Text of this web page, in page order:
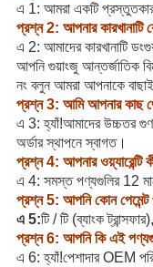
এ 1: আমরা একটি
প্রশ্ন 2: আপনার কারখানাটি
এ 2: আমাদের কারখানাটি
আপনি গুয়াংজু আন্তর্জাতিক
নং বলুন আমরা আপনাকে
প্রশ্ন 3: আমি আপনার কাছ
এ 3: হ্যাঁ!আমাদের উচ্চতর
অর্ডার স্থাপনে স্বাগত।
প্রশ্ন 4: আপনার ওয়্যারেন্টি
এ 4: সমস্ত পণ্যগুলির 12
প্রশ্ন 5: আপনি কোন পেমেন্ট
এ 5:টি / টি (ব্যাংক
প্রশ্ন 6: আপনি কি এই
এ 6: হ্যাঁ!পেশাদার OEM